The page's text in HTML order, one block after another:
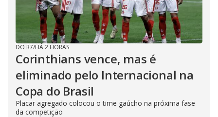
DO R7/HÁ 2 HORAS
Corinthians vence, mas é
eliminado pelo Internacional na
Copa do Brasil
Placar agregado colocou o time gaúcho na próxima fase
da competição